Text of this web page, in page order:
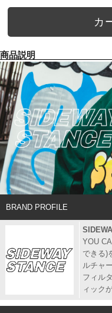
カ
商品説明
BRAND PROFILE
YOU
できる)
ルチャ
フィル
ィック